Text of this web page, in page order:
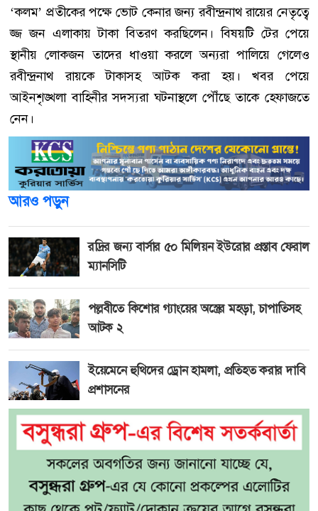
‘কলম’ প্রতীকের পক্ষে ভোট কেনার জন্য রবীন্দ্রনাথ রায়ের নেতৃত্বে
জ্জ জন এলাকায় টাকা বিতরণ করছিলেন। বিষয়টি টের পেয়ে
স্থানীয় লোকজন তাদের ধাওয়া করলে অন্যরা পালিয়ে গেলেও
রবীন্দ্রনাথ রায়কে টাকাসহ আটক করা হয়। খবর পেয়ে
আইনশৃঙ্খলা বাহিনীর সদস্যরা ঘটনাস্থলে পৌঁছে তাকে হেফাজতে
নেন।
আরও পড়ুন
রদ্রির জন্য বার্সার ৫০ মিলিয়ন ইউরোর প্রস্তাব ফেরাল
ম্যানসিটি
পল্লবীতে কিশোর গ্যাংয়ের অস্ত্রের মহড়া, চাপাতিসহ
আটক ২
ইয়েমেনে হুথিদের ড্রোন হামলা, প্রতিহত করার দাবি
প্রশাসনের